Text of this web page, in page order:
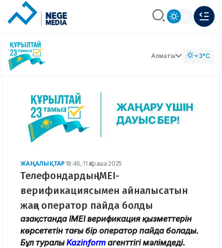
Алматы +3°C
ЖАҢАЛЫҚТАР 18:46, 11 Қараша 2025
Телефондардың IMEI-
верификациясымен айналысатын
жаңа оператор пайда болды
Қазақстанда IMEI верификация қызметтерін
көрсететін тағы бір оператор пайда болады.
Бұл туралыKazinform агенттігі мәлімдеді.